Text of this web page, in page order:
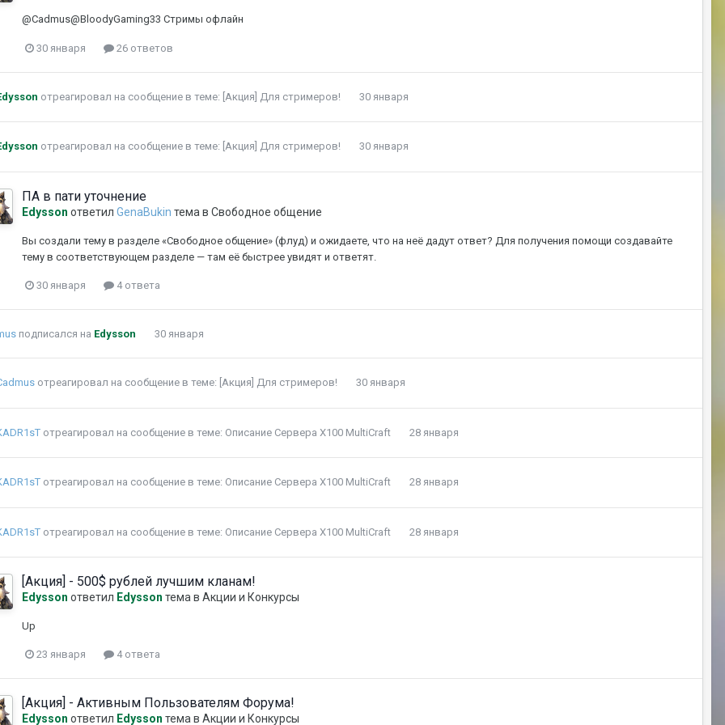
@Cadmus@BloodyGaming33 Стримы офлайн
30 января 26 ответов
отреагировал на сообщение в теме: [Акция] Для стримеров! 30 января
отреагировал на сообщение в теме: [Акция] Для стримеров! 30 января
ПА в пати уточнение
Edysson ответил GenaBukin тема в Свободное общение
Вы создали тему в разделе «Свободное общение» (флуд) и ожидаете, что на неё дадут ответ? Для получения помощи создавайте
тему в соответствующем разделе — там её быстрее увидят и ответят.
30 января 4 ответа
подписался на Edysson 30 января
отреагировал на сообщение в теме: [Акция] Для стримеров! 30 января
отреагировал на сообщение в теме: Описание Сервера X100 MultiCraft 28 января
отреагировал на сообщение в теме: Описание Сервера X100 MultiCraft 28 января
отреагировал на сообщение в теме: Описание Сервера X100 MultiCraft 28 января
[Акция] - 500$ рублей лучшим кланам!
Edysson ответил Edysson тема в Акции и Конкурсы
Up
23 января 4 ответа
[Акция] - Активным Пользователям Форума!
Edysson ответил Edysson тема в Акции и Конкурсы